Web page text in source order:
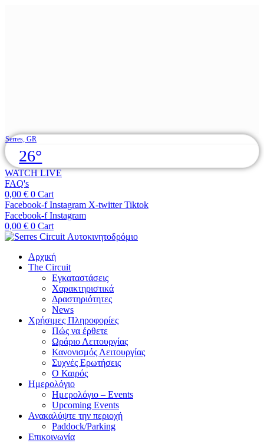
Skip
to
content
Serres, GR
26°
WATCH LIVE
FAQ's
0,00 € 0 Cart
Facebook-f Instagram X-twitter Tiktok
Facebook-f Instagram
0,00 € 0 Cart
Αρχική
The Circuit
Εγκαταστάσεις
Χαρακτηριστικά
Δραστηριότητες
News
Χρήσιμες Πληροφορίες
Πώς να έρθετε
Ωράριο Λειτουργίας
Κανονισμός Λειτουργίας
Συχνές Ερωτήσεις
Ο Καιρός
Ημερολόγιο
Ημερολόγιο – Events
Upcoming Events
Ανακαλύψτε την περιοχή
Paddock/Parking
Επικοινωνία